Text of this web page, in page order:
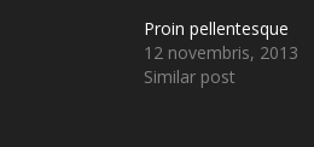
Proin pellentesque
12 novembris, 2013
Similar post